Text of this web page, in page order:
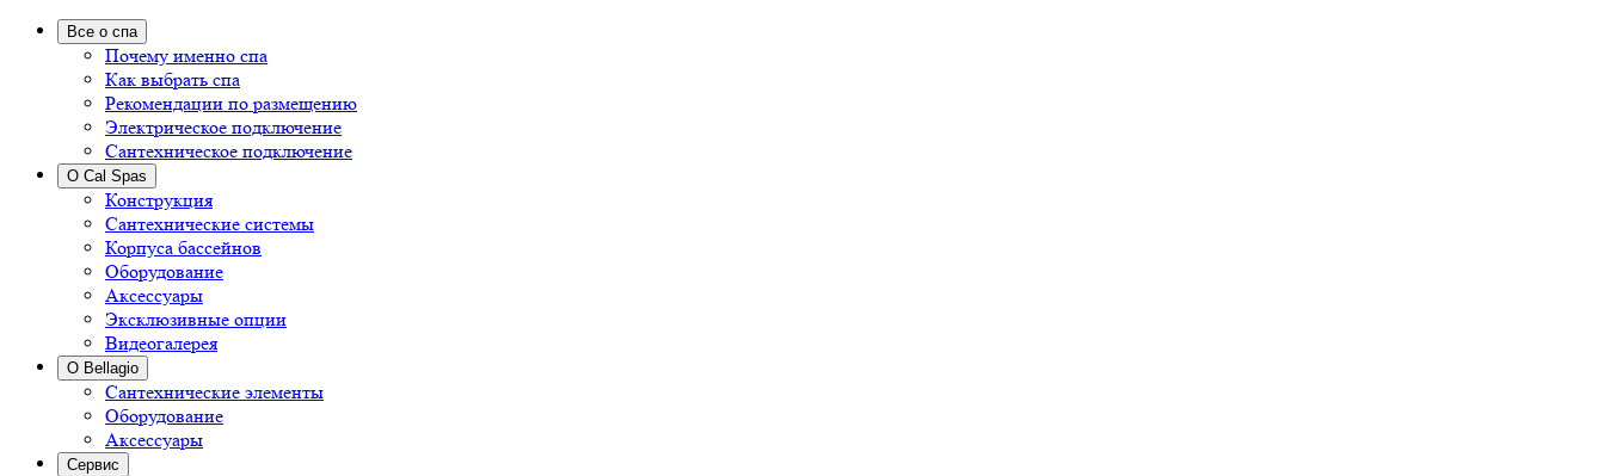
Все о спа
Почему именно спа
Как выбрать спа
Рекомендации по размещению
Электрическое подключение
Сантехническое подключение
О Cal Spas
Конструкция
Сантехнические системы
Корпуса бассейнов
Оборудование
Аксессуары
Эксклюзивные опции
Видеогалерея
О Bellagio
Сантехнические элементы
Оборудование
Аксессуары
Сервис